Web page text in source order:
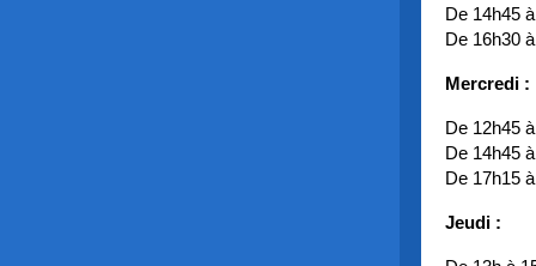
De 14h45
De 16h30
Mercredi :
De 12h45
De 14h45
De 17h15
Jeudi :